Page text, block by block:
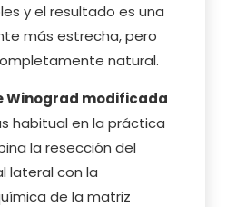
y el resultado es una
más estrecha, pero
natural.
Winograd modificada
habitual en la práctica
la resección del
lateral con la
de la matriz